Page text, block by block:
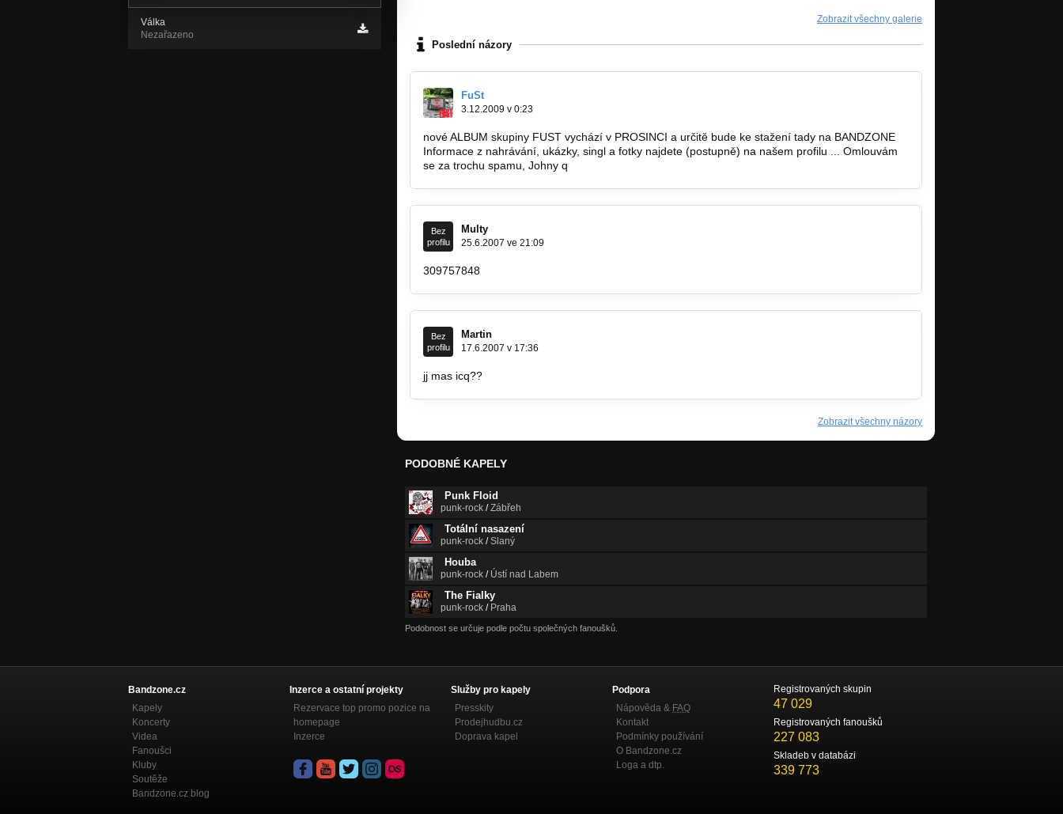
Válka
Nezařazeno
Zobrazit všechny galerie
Poslední názory
FuSt
3.12.2009 v 0:23
nové ALBUM skupiny FUST vychází v PROSINCI a určitě bude ke stažení tady na BANDZONE
Informace z nahrávání, ukázky, singl a fotky najdete (postupně) na našem profilu ... Omlouvám
se za trochu spamu, Johny q
Bez
profilu
Multy
25.6.2007 ve 21:09
309757848
Bez
profilu
Martin
17.6.2007 v 17:36
jj mas icq??
Zobrazit všechny názory
PODOBNÉ KAPELY
Punk Floid
punk-rock /Zábřeh
Totální nasazení
punk-rock /Slaný
Houba
punk-rock / Ústí nad Labem
The Fialky
punk-rock / Praha
Podobnost se určuje podle počtu společných fanoušků.
Bandzone.cz
Kapely
Koncerty
Videa
Fanoušci
Kluby
Soutěže
Bandzone.cz blog
Inzerce a ostatní projekty
Rezervace top promo pozice na
homepage
Inzerce
Služby pro kapely
Presskity
Prodejhudbu.cz
Doprava kapel
Podpora
Nápověda & FAQ
Kontakt
Podmínky používání
O Bandzone.cz
Loga a dtp.
Registrovaných skupin
47 029
Registrovaných fanoušků
227 083
Skladeb v databázi
339 773